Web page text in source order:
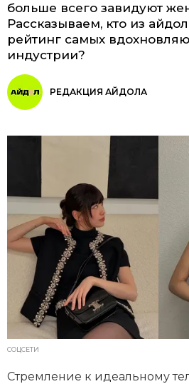
больше всего завидуют
Рассказываем, кто из
рейтинг самых
индустрии?
РЕДАКЦИЯ АЙДОЛА
СОЦСЕТИ
Стремление к идеальному